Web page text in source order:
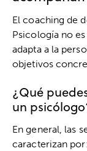
El coaching de
Psicología no
adapta a la
objetivos
¿Qué
un
En general, las
caracterizan por: